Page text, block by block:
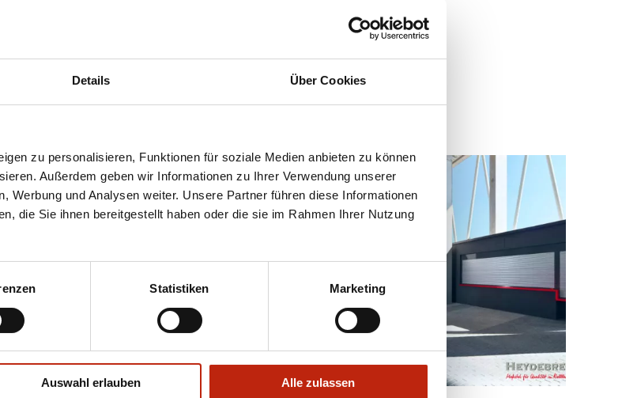
Details Über Cookies
zu personalisieren, Funktionen für soziale Medien anbieten zu können
Außerdem geben wir Informationen zu Ihrer Verwendung unserer
Werbung und Analysen weiter. Unsere Partner führen diese Informationen
die Sie ihnen bereitgestellt haben oder die sie im Rahmen Ihrer Nutzung
Statistiken Marketing
Auswahl erlauben Alle zulassen
für den privaten und industriellen Kunden! Die
die sich dauerhaft auszahlt. Eine breite,
den Antrieb werden ausschließlich bewährte